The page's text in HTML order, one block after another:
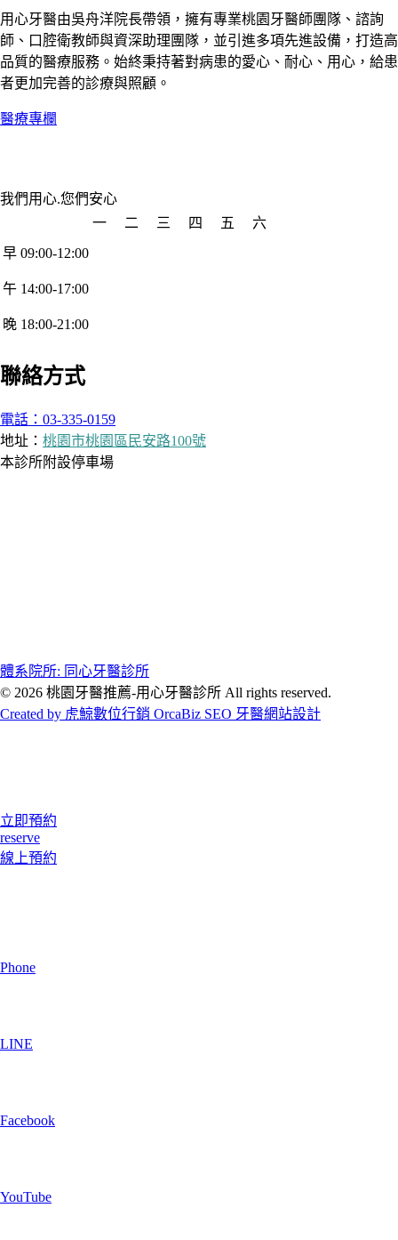
用心牙醫由吳舟洋院長帶領，擁有專業桃園牙醫師團隊、諮詢
師、口腔衛教師與資深助理團隊，並引進多項先進設備，打造高
品質的醫療服務。始終秉持著對病患的愛心、耐心、用心，給患
者更加完善的診療與照顧。
醫療專欄
我們用心.您們安心
一
二 三 四 五
六
早 09:00-12:00
午 14:00-17:00
晚 18:00-21:00
聯絡方式
電話：03-335-0159
地址： 桃園市桃園區民安路100號
本診所附設停車場
體系院所: 同心牙醫診所
© 2026 桃園牙醫推薦-用心牙醫診所 All rights reserved.
Created by 虎鯨數位行銷 OrcaBiz SEO 牙醫網站設計
立即預約
reserve
線上預約
Phone
LINE
Facebook
YouTube